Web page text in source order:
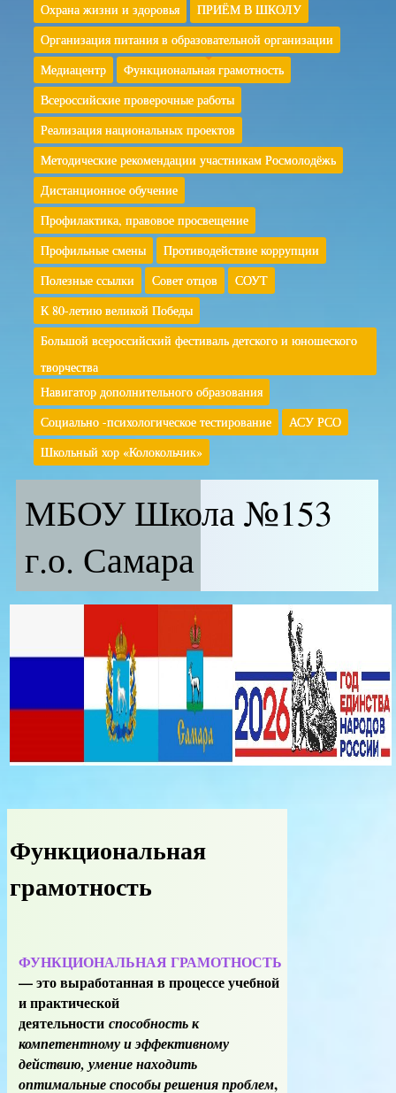
Охрана жизни и здоровья
ПРИЁМ В ШКОЛУ
Организация питания в образовательной организации
Медиацентр
Функциональная грамотность
Всероссийские проверочные работы
Реализация национальных проектов
Методические рекомендации участникам Росмолодёжь
Дистанционное обучение
Профилактика, правовое просвещение
Профильные смены
Противодействие коррупции
Полезные ссылки
Совет отцов
СОУТ
К 80-летию великой Победы
Большой всероссийский фестиваль детского и юношеского
творчества
Навигатор дополнительного образования
Социально -психологическое тестирование
АСУ РСО
Школьный хор «Колокольчик»
МБОУ Школа №153
г.о. Самара
Функциональная
грамотность
ФУНКЦИОНАЛЬНАЯ ГРАМОТНОСТЬ
—это выработанная в процессе учебной
и практической
деятельности способность к
компетентному и эффективному
действию, умение находить
оптимальные способы решения проблем,